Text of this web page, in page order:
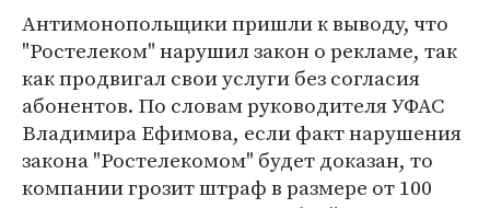
Антимонопольщики пришли к выводу, что
"Ростелеком" нарушил закон о рекламе, так
как продвигал свои услуги без согласия
абонентов. По словам руководителя УФАС
Владимира Ефимова, если факт нарушения
закона "Ростелекомом" будет доказан, то
компании грозит штраф в размере от 100